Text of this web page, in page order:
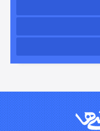
منتشر شد